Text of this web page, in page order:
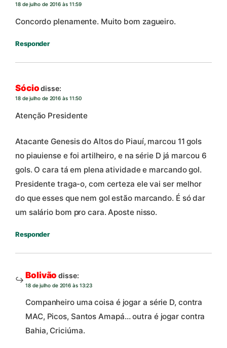
18 de julho de 2016 às 11:59
Concordo plenamente. Muito bom zagueiro.
Responder
Sócio disse:
18 de julho de 2016 às 11:50
Atenção Presidente
Atacante Genesis do Altos do Piauí, marcou 11 gols
no piauiense e foi artilheiro, e na série D já marcou 6
gols. O cara tá em plena atividade e marcando gol.
Presidente traga-o, com certeza ele vai ser melhor
do que esses que nem gol estão marcando. É só dar
um salário bom pro cara. Aposte nisso.
Responder
Bolivão disse:
18 de julho de 2016 às 13:23
Companheiro uma coisa é jogar a série D, contra
MAC, Picos, Santos Amapá… outra é jogar contra
Bahia, Criciúma.